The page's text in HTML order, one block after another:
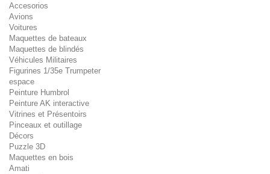
Accesorios
Avions
Voitures
Maquettes de bateaux
Maquettes de blindés
Véhicules Militaires
Figurines 1/35e Trumpeter
espace
Peinture Humbrol
Peinture AK interactive
Vitrines et Présentoirs
Pinceaux et outillage
Décors
Puzzle 3D
Maquettes en bois
Amati